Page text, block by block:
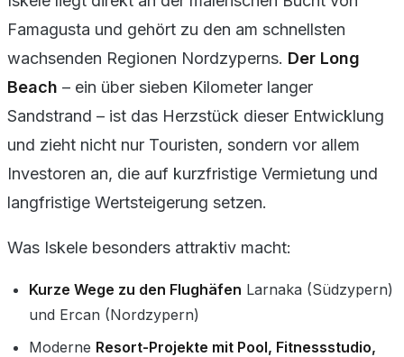
Famagusta und gehört zu den am schnellsten
wachsenden Regionen Nordzyperns. Der Long
Beach – ein über sieben Kilometer langer
Sandstrand – ist das Herzstück dieser Entwicklung
und zieht nicht nur Touristen, sondern vor allem
Investoren an, die auf kurzfristige Vermietung und
langfristige Wertsteigerung setzen.
Was Iskele besonders attraktiv macht:
Kurze Wege zu den Flughäfen Larnaka (Südzypern)
und Ercan (Nordzypern)
Moderne Resort-Projekte mit Pool, Fitnessstudio,